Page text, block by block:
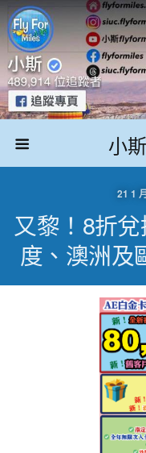
小
21 1
又黎！8折
度、澳洲及